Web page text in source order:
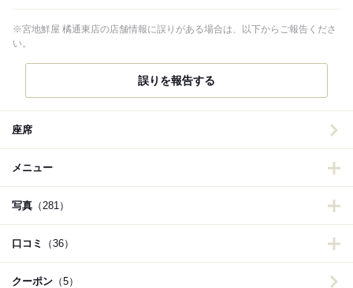
※宮地鮮屋 橘通東店の店舗情報に誤りがある場合は、以下からご報告くださ
い。
誤りを報告する
座席
メニュー
写真 （281）
口コミ （36）
クーポン （5）